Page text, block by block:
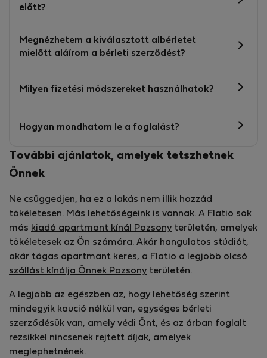
előtt?
Megnézhetem a kiválasztott albérletet
mielőtt aláírom a bérleti szerződést?
Milyen fizetési módszereket használhatok?
Hogyan mondhatom le a foglalást?
További ajánlatok, amelyek tetszhetnek
Önnek
Ne csüggedjen, ha ez a lakás nem illik hozzád
tökéletesen. Más lehetőségeink is vannak. A Flatio sok
más kiadó apartmant kínál Pozsony területén, amelyek
tökéletesek az Ön számára. Akár hangulatos stúdiót,
akár tágas apartmant keres, a Flatio a legjobb olcsó
szállást kínálja Önnek Pozsony területén.
A legjobb az egészben az, hogy lehetőség szerint
mindegyik kaució nélkül van, egységes bérleti
szerződésük van, amely védi Önt, és az árban foglalt
rezsikkel nincsenek rejtett díjak, amelyek
meglephetnének.